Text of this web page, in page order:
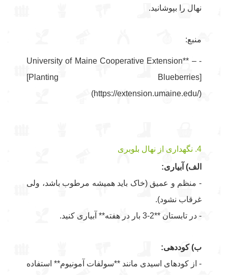
نهال را بپوشانید.
منبع:
- University of Maine Cooperative Extension** –
[Planting Blueberries]
(https://extension.umaine.edu/)
4. نگهداری از نهال بلوبری
الف) آبیاری:
- منظم و عمیق (خاک باید همیشه مرطوب باشد، ولی
غرقاب نشود).
- در تابستان **2-3 بار در هفته** آبیاری کنید.
ب) کوددهی:
- از کودهای اسیدی مانند **سولفات آمونیوم** استفاده